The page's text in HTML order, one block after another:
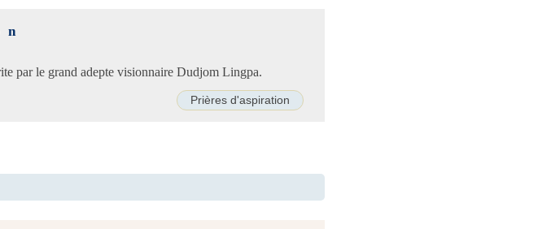
par le grand adepte visionnaire Dudjom Lingpa.
Prières d'aspiration